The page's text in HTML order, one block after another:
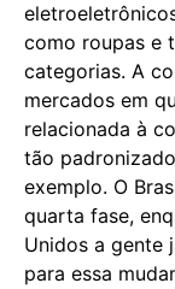
como roupas e
categorias. A
mercados em
relacionada à
tão
exemplo. O
quarta fase,
Unidos a gente
para essa